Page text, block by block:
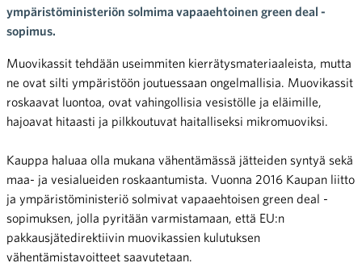
ympäristöministeriön solmima vapaaehtoinen green deal -
sopimus.
Muovikassit tehdään useimmiten kierrätysmateriaaleista, mutta
ne ovat silti ympäristöön joutuessaan ongelmallisia. Muovikassit
roskaavat luontoa, ovat vahingollisia vesistölle ja eläimille,
hajoavat hitaasti ja pilkkoutuvat haitalliseksi mikromuoviksi.
Kauppa haluaa olla mukana vähentämässä jätteiden syntyä sekä
maa- ja vesialueiden roskaantumista. Vuonna 2016 Kaupan liitto
ja ympäristöministeriö solmivat vapaaehtoisen green deal -
sopimuksen, jolla pyritään varmistamaan, että EU:n
pakkausjätedirektiivin muovikassien kulutuksen
vähentämistavoitteet saavutetaan.